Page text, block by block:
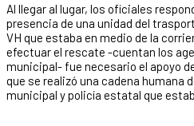
Al llegar al lugar, los oficiales
presencia de una unidad del
VH que estaba en medio de la
efectuar el rescate -cuentan los
municipal- fue necesario el apoyo
que se realizó una cadena humana
municipal y policía estatal que